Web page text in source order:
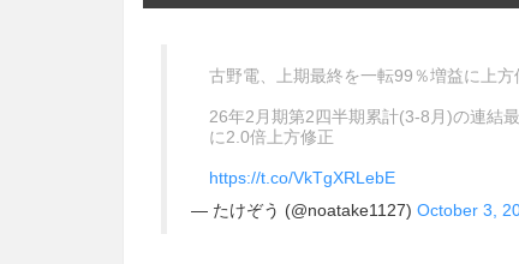
古野電、上期最終を一転99％増益に上方
26年2月期第2四半期累計(3-8月)の連結
に2.0倍上方修正
https://t.co/VkTgXRLebE
— たけぞう (@noatake1127) October 3,